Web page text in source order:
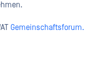
Gemeinschaftsforum.